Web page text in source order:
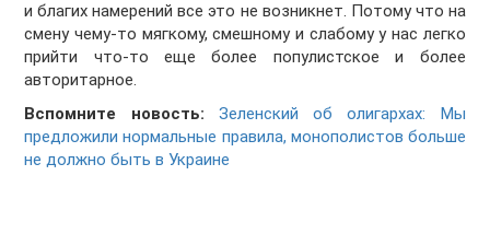
и благих намерений все это не возникнет. Потому что на
смену чему-то мягкому, смешному и слабому у нас легко
прийти что-то еще более популистское и более
авторитарное.
Вспомните новость: Зеленский об олигархах: Мы
предложили нормальные правила, монополистов больше
не должно быть в Украине